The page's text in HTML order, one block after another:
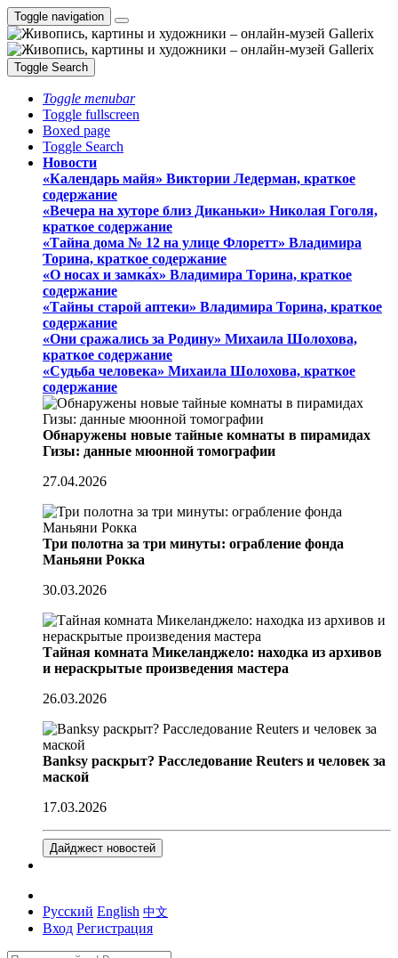
Toggle navigation
Toggle Search
Toggle menubar
Toggle fullscreen
Boxed page
Toggle Search
Новости
«Календарь майя» Виктории Ледерман, краткое
содержание
«Вечера на хуторе близ Диканьки» Николая Гоголя,
краткое содержание
«Тайна дома № 12 на улице Флоретт» Владимира
Торина, краткое содержание
«О носах и замка́х» Владимира Торина, краткое
содержание
«Тайны старой аптеки» Владимира Торина, краткое
содержание
«Они сражались за Родину» Михаила Шолохова,
краткое содержание
«Судьба человека» Михаила Шолохова, краткое
содержание
Обнаружены новые тайные комнаты в пирамидах
Гизы: данные мюонной томографии
27.04.2026
Три полотна за три минуты: ограбление фонда
Маньяни Рокка
30.03.2026
Тайная комната Микеланджело: находка из архивов
и нераскрытые произведения мастера
26.03.2026
Banksy раскрыт? Расследование Reuters и человек за
маской
17.03.2026
Дайджест новостей
Русский English 中文
Вход Регистрация